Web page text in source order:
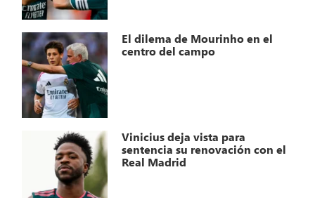
El dilema de Mourinho en el
centro del campo
Vinicius deja vista para
sentencia su renovación con el
Real Madrid